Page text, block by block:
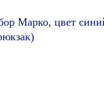
Марко, цвет